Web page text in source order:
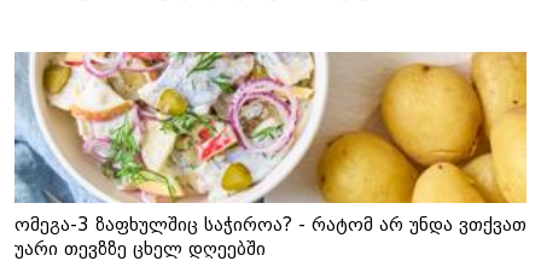
ომეგა-3 ზაფხულშიც საჭიროა? - რატომ არ უნდა ვთქვათ
უარი თევზზე ცხელ დღეებში